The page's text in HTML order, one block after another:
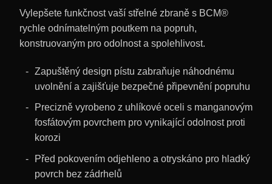
Vylepšete funkčnost vaší střelné zbraně s BCM®
rychle odnímatelným poutkem na popruh,
konstruovaným pro odolnost a spolehlivost.
Zapuštěný design pístu zabraňuje náhodnému
uvolnění a zajišťuje bezpečné připevnění popruhu
Precizně vyrobeno z uhlíkové oceli s manganovým
fosfátovým povrchem pro vynikající odolnost proti
korozi
Před pokovením odjehleno a otryskáno pro hladký
povrch bez zádrhelů